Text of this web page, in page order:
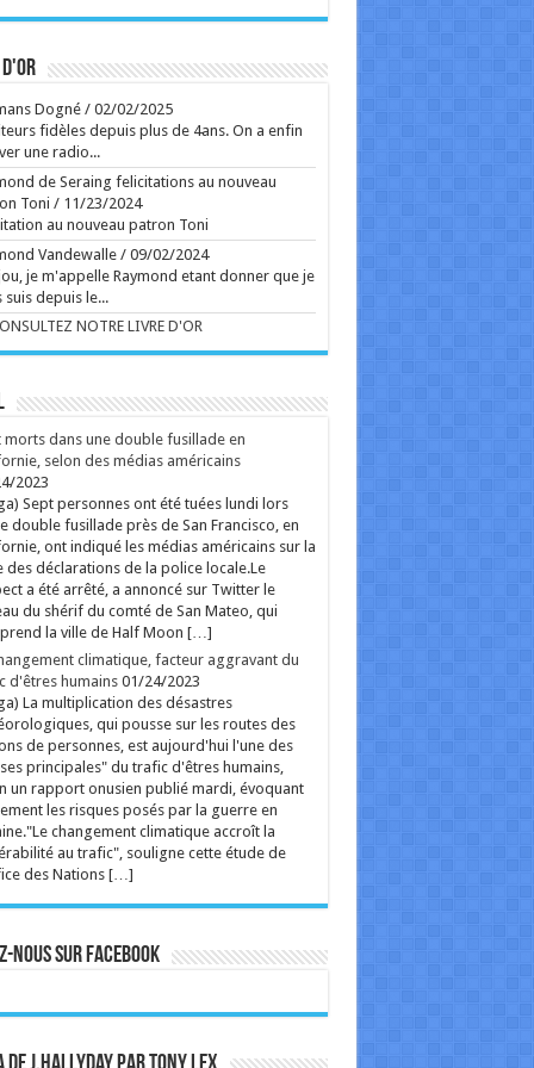
"Il y a toujours un coin de ma tête où je
rss
Dogné/ 02/02/2025
fidèles depuis plus de 4ans. On a enfin
une radio...
de Seraing felicitations au nouveau
Toni / 11/23/2024
au nouveau patron Toni
Vandewalle/ 09/02/2024
je m'appelle Raymond etant donner que je
suis depuis le...
NOTRE LIVRE D'OR
morts dans une double fusillade en
selon des médias américains
2023
Sept personnes ont été tuées lundi lors
double fusillade près de San Francisco, en
ont indiqué les médias américains sur la
des déclarations de la police locale.Le
a été arrêté, a annoncé sur Twitter le
du shérif du comté de San Mateo, qui
la ville de Half Moon […]
climatique, facteur aggravant du
d'êtres humains 01/24/2023
La multiplication des désastres
qui pousse sur les routes des
de personnes, est aujourd'hui l'une des
principales" du trafic d'êtres humains,
un rapport onusien publié mardi, évoquant
les risques posés par la guerre en
changement climatique accroît la
au trafic", souligne cette étude de
des Nations […]
nous sur Facebook